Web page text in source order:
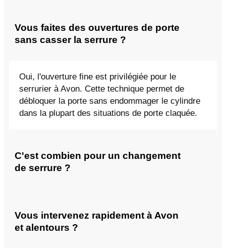
Vous faites des ouvertures de porte
sans casser la serrure ?
Oui, l'ouverture fine est privilégiée pour le
serrurier à Avon. Cette technique permet de
débloquer la porte sans endommager le cylindre
dans la plupart des situations de porte claquée.
C'est combien pour un changement
de serrure ?
Vous intervenez rapidement à Avon
et alentours ?